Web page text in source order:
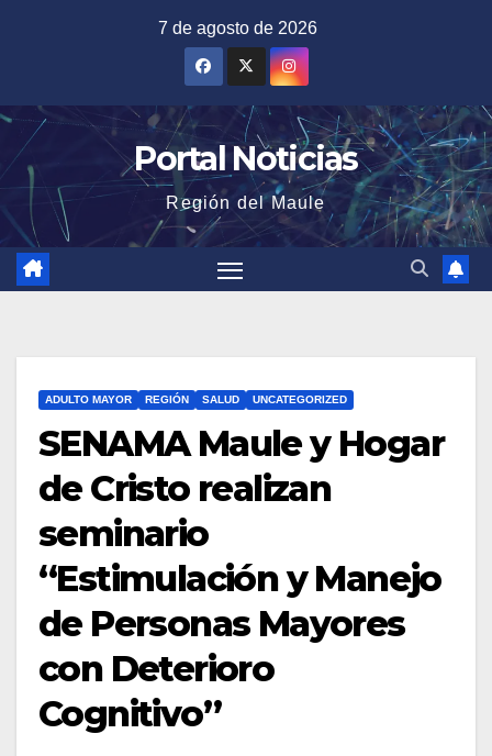
7 de agosto de 2026
Portal Noticias
Región del Maule
ADULTO MAYOR REGIÓN SALUD UNCATEGORIZED
SENAMA Maule y Hogar
de Cristo realizan
seminario
“Estimulación y Manejo
de Personas Mayores
con Deterioro
Cognitivo”